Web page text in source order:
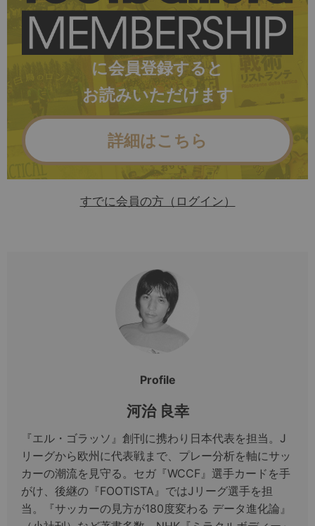
に会員登録すると
お読みいただけます
詳細はこちら
すでに会員の方（ログイン）
Profile
河治 良幸
『エル・ゴラッソ』創刊に携わり日本代表を担当。J
リーグから欧州に代表戦まで、プレー分析を軸にサッ
カーの潮流を見守る。セガ『WCCF』選手カードを手
がけ、後継の『FOOTISTA』ではJリーグ選手を担
当。『サッカーの見方が180度変わる データ進化論』